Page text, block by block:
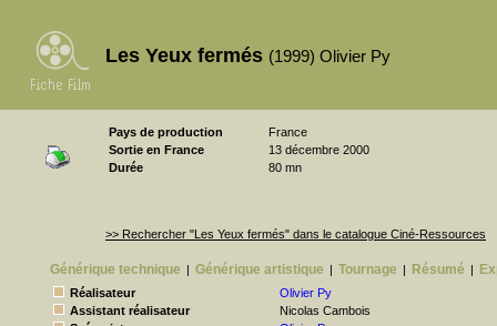
Les Yeux fermés (1999) Olivier Py
Pays de production
France
Sortie en France
13 décembre 2000
Durée
80 mn
>> Rechercher "Les Yeux fermés" dans le catalogue Ciné-Ressources
Générique technique | Générique artistique | Tournage | Résumé |
Réalisateur
Olivier Py
Assistant réalisateur
Nicolas Cambois